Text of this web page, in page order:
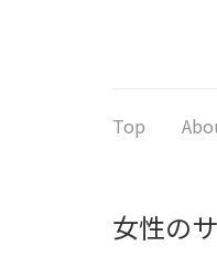
Top
女性の